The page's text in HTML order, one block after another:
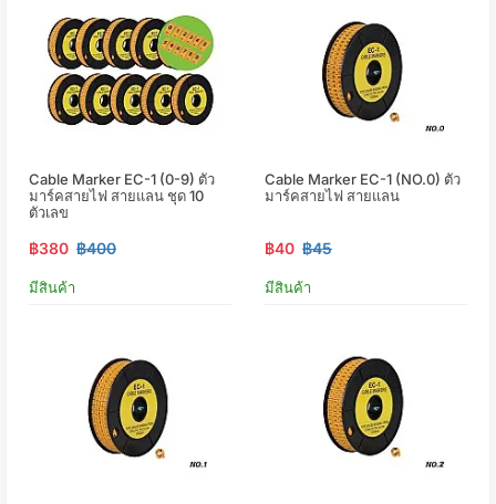
Cable Marker EC-1 (0-9) ตัว
มาร์คสายไฟ สายแลน ชุด 10
ตัวเลข
฿380 ฿400
มีสินค้า
Cable Marker EC-1 (NO.0) ตัว
มาร์คสายไฟ สายแลน
฿40 ฿45
มีสินค้า